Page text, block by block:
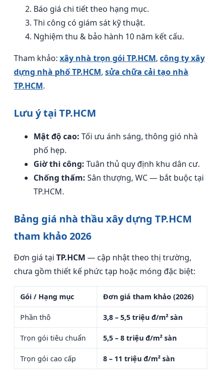
Báo giá chi tiết theo hạng mục.
Thi công có giám sát kỹ thuật.
Nghiệm thu & bảo hành 10 năm kết cấu.
Tham khảo: xây nhà trọn gói TP.HCM, công ty xây
dựng nhà phố TP.HCM, sửa chữa cải tạo nhà
TP.HCM.
Lưu ý tại TP.HCM
Mật độ cao: Tối ưu ánh sáng, thông gió nhà
phố hẹp.
Giờ thi công: Tuân thủ quy định khu dân cư.
Chống thấm: Sân thượng, WC — bắt buộc tại
TP.HCM.
Bảng giá nhà thầu xây dựng TP.HCM
tham khảo 2026
Đơn giá tại TP.HCM — cập nhật theo thị trường,
chưa gồm thiết kế phức tạp hoặc móng đặc biệt:
Gói / Hạng mục Đơn giá tham khảo (2026)
Phần thô 3,8 – 5,5 triệu đ/m² sàn
Trọn gói tiêu chuẩn 5,5 – 8 triệu đ/m² sàn
Trọn gói cao cấp 8 – 11 triệu đ/m² sàn